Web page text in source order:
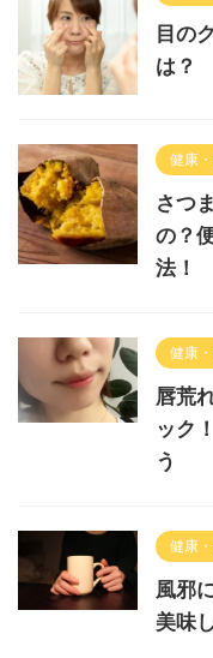
目の
は？
健康
さつ
の？
法！
健康
唇荒
ック
う
健康
風邪
美味